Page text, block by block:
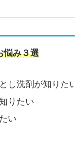
悩み３選
し洗剤が知りた
りたい
い